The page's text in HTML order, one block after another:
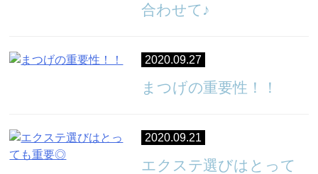
合わせて♪
2020.09.27
まつげの重要性！！
2020.09.21
エクステ選びはとって